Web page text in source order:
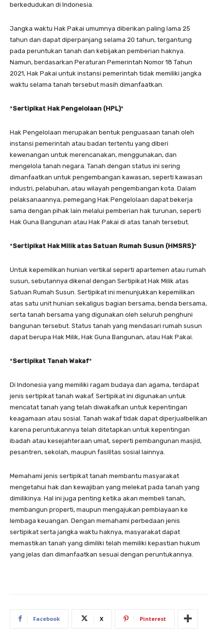
berkedudukan di Indonesia.
Jangka waktu Hak Pakai umumnya diberikan paling lama 25
tahun dan dapat diperpanjang selama 20 tahun, tergantung
pada peruntukan tanah dan kebijakan pemberian haknya.
Namun, berdasarkan Peraturan Pemerintah Nomor 18 Tahun
2021, Hak Pakai untuk instansi pemerintah tidak memiliki jangka
waktu selama tanah tersebut masih dimanfaatkan.
*Sertipikat Hak Pengelolaan (HPL)*
Hak Pengelolaan merupakan bentuk penguasaan tanah oleh
instansi pemerintah atau badan tertentu yang diberi
kewenangan untuk merencanakan, menggunakan, dan
mengelola tanah negara. Tanah dengan status ini sering
dimanfaatkan untuk pengembangan kawasan, seperti kawasan
industri, pelabuhan, atau wilayah pengembangan kota. Dalam
pelaksanaannya, pemegang Hak Pengelolaan dapat bekerja
sama dengan pihak lain melalui pemberian hak turunan, seperti
Hak Guna Bangunan atau Hak Pakai di atas tanah tersebut.
*Sertipikat Hak Milik atas Satuan Rumah Susun (HMSRS)*
Untuk kepemilikan hunian vertikal seperti apartemen atau rumah
susun, sebutannya dikenal dengan Sertipikat Hak Milik atas
Satuan Rumah Susun. Sertipikat ini menunjukkan kepemilikan
atas satu unit hunian sekaligus bagian bersama, benda bersama,
serta tanah bersama yang digunakan oleh seluruh penghuni
bangunan tersebut. Status tanah yang mendasari rumah susun
dapat berupa Hak Milik, Hak Guna Bangunan, atau Hak Pakai.
*Sertipikat Tanah Wakaf*
Di Indonesia yang memiliki ragam budaya dan agama, terdapat
jenis sertipikat tanah wakaf. Sertipikat ini digunakan untuk
mencatat tanah yang telah diwakafkan untuk kepentingan
keagamaan atau sosial. Tanah wakaf tidak dapat diperjualbelikan
karena peruntukannya telah ditetapkan untuk kepentingan
ibadah atau kesejahteraan umat, seperti pembangunan masjid,
pesantren, sekolah, maupun fasilitas sosial lainnya.
Memahami jenis sertipikat tanah membantu masyarakat
mengetahui hak dan kewajiban yang melekat pada tanah yang
dimilikinya. Hal ini juga penting ketika akan membeli tanah,
membangun properti, maupun mengajukan pembiayaan ke
lembaga keuangan. Dengan memahami perbedaan jenis
sertipikat serta jangka waktu haknya, masyarakat dapat
memastikan tanah yang dimiliki telah memiliki kepastian hukum
yang jelas dan dimanfaatkan sesuai dengan peruntukannya.
Facebook X Pinterest